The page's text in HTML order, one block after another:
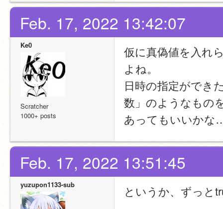
Feb. 17, 2022 13:42:07
Ke0
Scratcher
1000+ posts
仮に真偽値を入れ
よね。
日時の指定ができ
数」のようなもの
あってもいいか
Feb. 17, 2022 13:51:45
yuzupon1133-sub というか、ずっと